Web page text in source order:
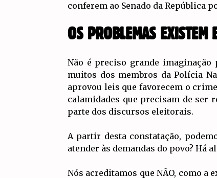
conferem ao Senado da República
OS PROBLEMAS EXISTEM
Não é preciso grande imaginação
muitos dos membros da Polícia
aprovou leis que favorecem o
calamidades que precisam de ser
parte dos discursos eleitorais.
A partir desta constatação,
atender às demandas do povo? Há
Nós acreditamos que NÃO, como